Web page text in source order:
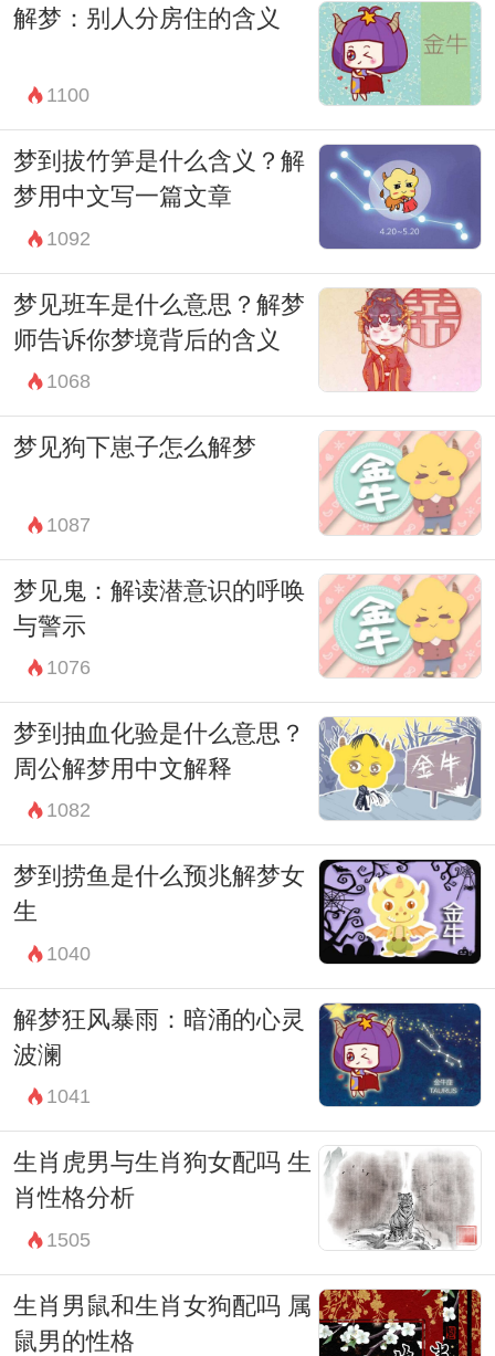
同的理解和感受。在解读梦境时，需要综合
考虑个人的情境和内心的真实感受，而不是
简单地套用通用的象征意义。
此外，梦境也不应被过分神秘化或迷信化。
它是心灵的一种表达方式，可以帮助我们更
好地了解自己的内心世界，引导我们走向更
加真实和自由的生活。因此，当你梦见结婚
并在婚礼之后抓鱼时，不妨停下来，反思一
下自己当前的生活状态和内心的期待，或许
总的来说，结婚梦见抓鱼这一梦境可能预示
着幸福、成功和财富的到来。但更重要的
是，它提醒我们关注自己内心的声音，倾听
自己真实的感受，从而更好地引领自己走向
充满意义和价值的人生之路。
解梦：别人分房住的含义
1100
梦到拔竹笋是什么含义？解
梦用中文写一篇文章
1092
梦见班车是什么意思？解梦
师告诉你梦境背后的含义
1068
梦见狗下崽子怎么解梦
1087
梦见鬼：解读潜意识的呼唤
与警示
1076
梦到抽血化验是什么意思？
周公解梦用中文解释
1082
梦到捞鱼是什么预兆解梦女
生
1040
解梦狂风暴雨：暗涌的心灵
波澜
1041
生肖虎男与生肖狗女配吗 生
肖性格分析
1505
生肖男鼠和生肖女狗配吗 属
鼠男的性格